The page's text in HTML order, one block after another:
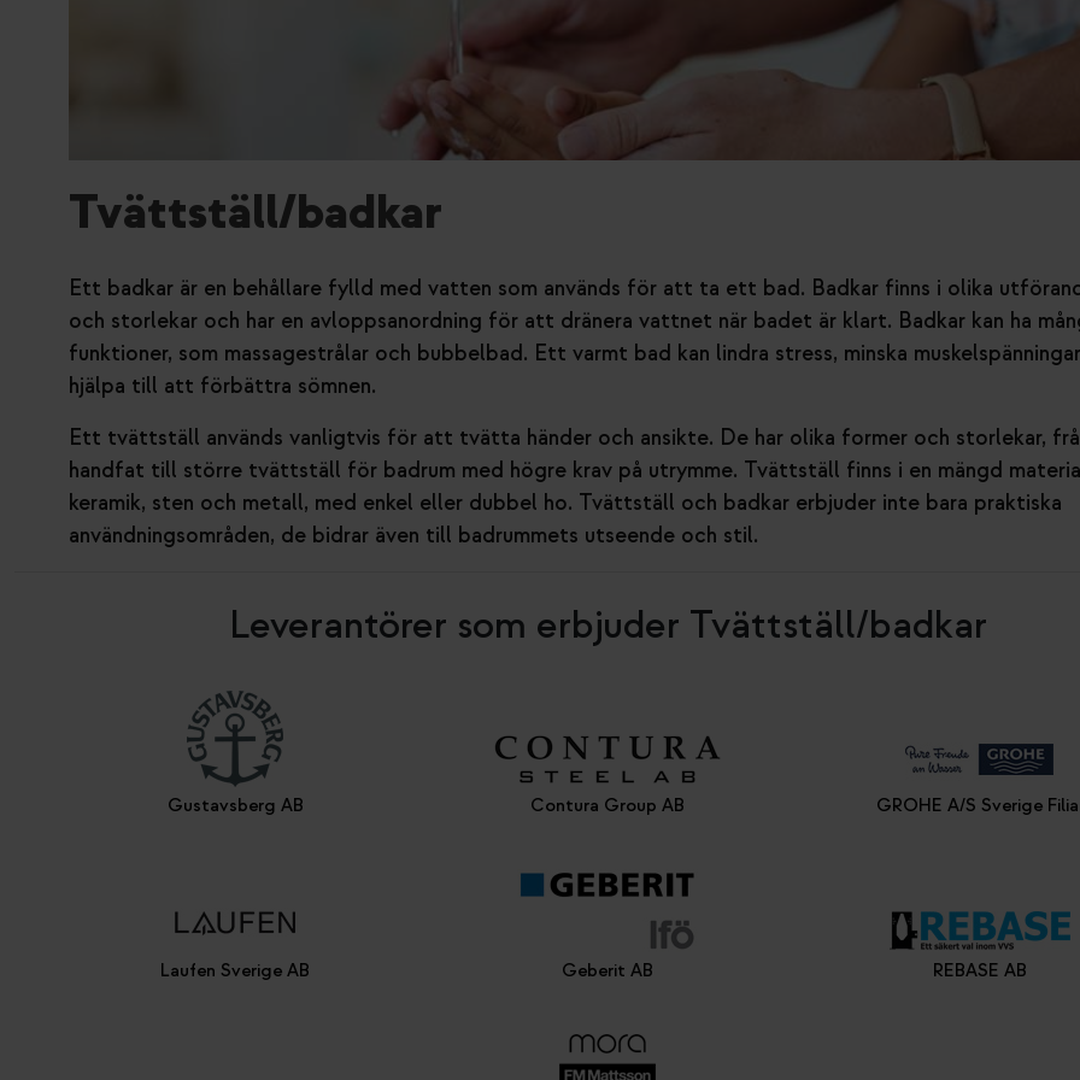
Tvättställ/badkar
Ett badkar är en behållare fylld med vatten som används för att ta ett bad. Badkar finns i olika
och storlekar och har en avloppsanordning för att dränera vattnet när badet är klart. Badkar kan ha
funktioner, som massagestrålar och bubbelbad. Ett varmt bad kan lindra stress, minska
hjälpa till att förbättra sömnen.
Ett tvättställ används vanligtvis för att tvätta händer och ansikte. De har olika former och storlekar,
handfat till större tvättställ för badrum med högre krav på utrymme. Tvättställ finns i en mängd
keramik, sten och metall, med enkel eller dubbel ho. Tvättställ och badkar erbjuder inte bara praktiska
användningsområden, de bidrar även till badrummets utseende och stil.
Leverantörer som erbjuder Tvättställ/badkar
Gustavsberg AB Contura Group AB GROHE A/S Sverige
Laufen Sverige AB Geberit AB REBASE AB